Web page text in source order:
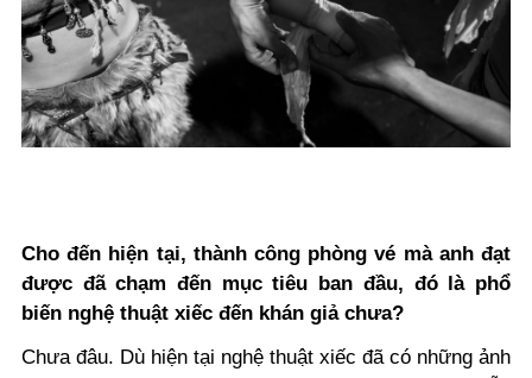
Cho đến hiện tại, thành công phòng vé mà anh đạt
được đã chạm đến mục tiêu ban đầu, đó là phổ
biến nghệ thuật xiếc đến khán giả chưa?
Chưa đâu. Dù hiện tại nghệ thuật xiếc đã có những ảnh